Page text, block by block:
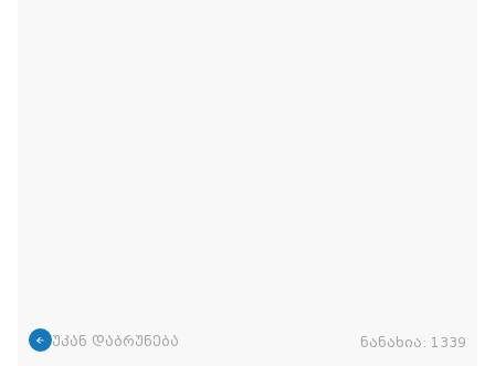
უკან დაბრუნება ნანახია: 1339